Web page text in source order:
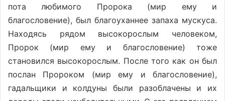
пота любимого Пророка (мир ему и
благословение), был благоуханнее запаха мускуса.
Находясь рядом высокорослым человеком,
Пророк (мир ему и благословение) тоже
становился высокорослым. После того как он был
послан Пророком (мир ему и благословение),
гадальщики и колдуны были разоблачены и их